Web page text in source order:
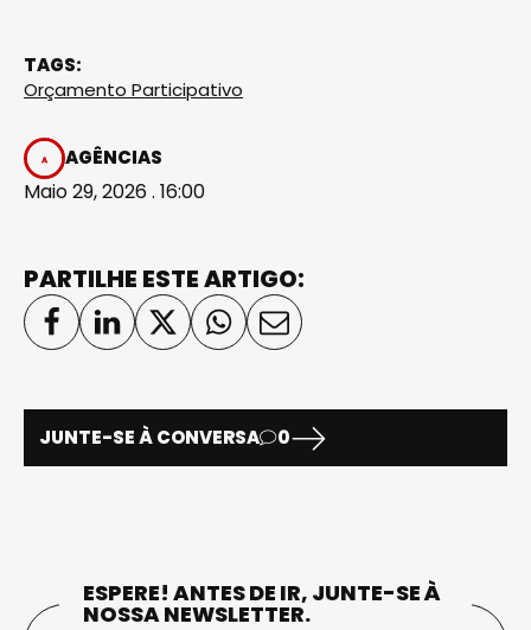
TAGS:
Orçamento Participativo
AGÊNCIAS
Maio 29, 2026 . 16:00
PARTILHE ESTE ARTIGO:
JUNTE-SE À CONVERSA 0
ESPERE! ANTES DE IR, JUNTE-SE À
NOSSA NEWSLETTER.